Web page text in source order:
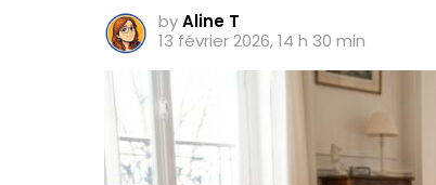
byAline T
13 février 2026, 14 h 30 min